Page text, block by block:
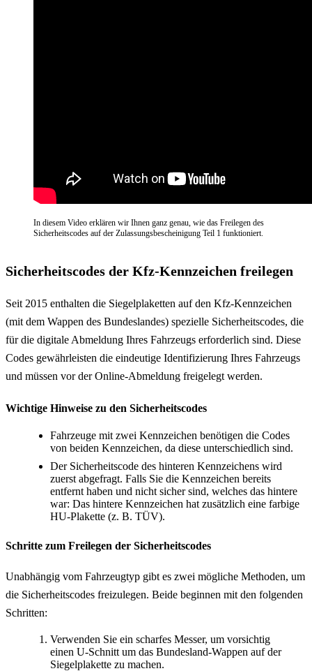
In diesem Video erklären wir Ihnen ganz genau, wie das Freilegen des
Sicherheitscodes auf der Zulassungsbescheinigung Teil 1 funktioniert.
Sicherheitscodes der Kfz-Kennzeichen freilegen
Seit 2015 enthalten die Siegelplaketten auf den Kfz-Kennzeichen
(mit dem Wappen des Bundeslandes) spezielle Sicherheitscodes, die
für die digitale Abmeldung Ihres Fahrzeugs erforderlich sind. Diese
Codes gewährleisten die eindeutige Identifizierung Ihres Fahrzeugs
und müssen vor der Online-Abmeldung freigelegt werden.
Wichtige Hinweise zu den Sicherheitscodes
Fahrzeuge mit zwei Kennzeichen benötigen die Codes
von beiden Kennzeichen, da diese unterschiedlich sind.
Der Sicherheitscode des hinteren Kennzeichens wird
zuerst abgefragt. Falls Sie die Kennzeichen bereits
entfernt haben und nicht sicher sind, welches das hintere
war: Das hintere Kennzeichen hat zusätzlich eine farbige
HU-Plakette (z. B. TÜV).
Schritte zum Freilegen der Sicherheitscodes
Unabhängig vom Fahrzeugtyp gibt es zwei mögliche Methoden, um
die Sicherheitscodes freizulegen. Beide beginnen mit den folgenden
Schritten:
Verwenden Sie ein scharfes Messer, um vorsichtig
einen U-Schnitt um das Bundesland-Wappen auf der
Siegelplakette zu machen.